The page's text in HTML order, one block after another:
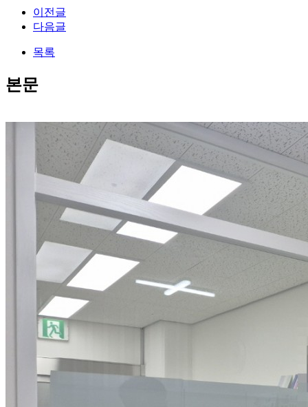
이전글
다음글
목록
본문